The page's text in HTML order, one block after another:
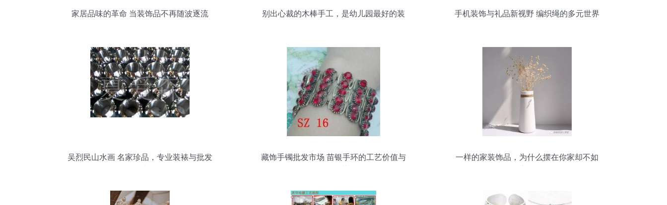
家居品味的革命 当装饰品不再随波逐流
别出心裁的木棒手工，是幼儿园最好的装
手机装饰与礼品新视野 编织绳的多元世界
吴烈民山水画 名家珍品，专业装裱与批发
藏饰手镯批发市场 苗银手环的工艺价值与
一样的家装饰品，为什么摆在你家却不如